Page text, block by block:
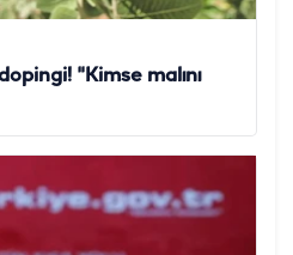
"Kimse malını